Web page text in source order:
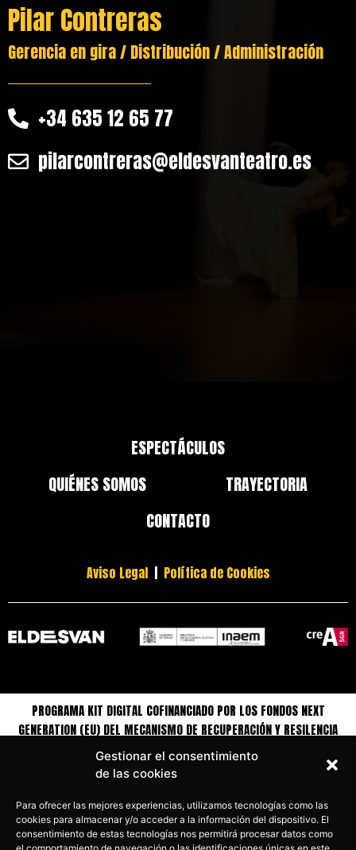
Gestionar el consentimiento
de las cookies
Para ofrecer las mejores experiencias, utilizamos tecnologías como las
cookies para almacenar y/o acceder a la información del dispositivo. El
consentimiento de estas tecnologías nos permitirá procesar datos como
Pilar Contreras
Gerencia en gira / Distribución / Administración
+34 635 12 65 77
pilarcontreras@eldesvanteatro.es
ESPECTÁCULOS
QUIÉNES SOMOS
TRAYECTORIA
CONTACTO
Aviso Legal Política de Cookies
PROGRAMA KIT DIGITAL COFINANCIADO POR LOS FONDOS NEXT
GENERATION (EU) DEL MECANISMO DE RECUPERACIÓN Y RESILENCIA